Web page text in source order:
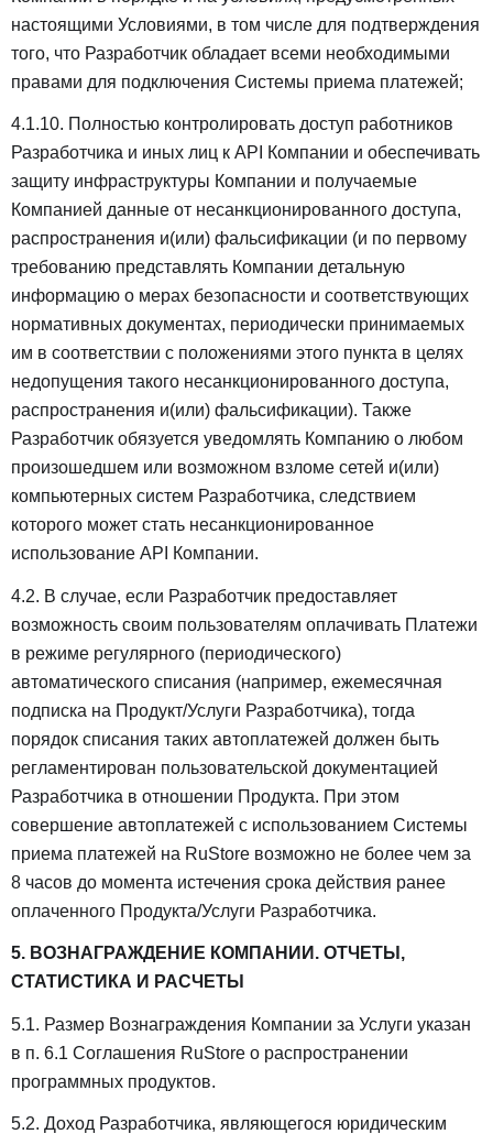
настоящими Условиями, в том числе для подтверждения
того, что Разработчик обладает всеми необходимыми
правами для подключения Системы приема платежей;
4.1.10. Полностью контролировать доступ работников
Разработчика и иных лиц к API Компании и обеспечивать
защиту инфраструктуры Компании и получаемые
Компанией данные от несанкционированного доступа,
распространения и(или) фальсификации (и по первому
требованию представлять Компании детальную
информацию о мерах безопасности и соответствующих
нормативных документах, периодически принимаемых
им в соответствии с положениями этого пункта в целях
недопущения такого несанкционированного доступа,
распространения и(или) фальсификации). Также
Разработчик обязуется уведомлять Компанию о любом
произошедшем или возможном взломе сетей и(или)
компьютерных систем Разработчика, следствием
которого может стать несанкционированное
использование API Компании.
4.2. В случае, если Разработчик предоставляет
возможность своим пользователям оплачивать Платежи
в режиме регулярного (периодического)
автоматического списания (например, ежемесячная
подписка на Продукт/Услуги Разработчика), тогда
порядок списания таких автоплатежей должен быть
регламентирован пользовательской документацией
Разработчика в отношении Продукта. При этом
совершение автоплатежей с использованием Системы
приема платежей на RuStore возможно не более чем за
8 часов до момента истечения срока действия ранее
оплаченного Продукта/Услуги Разработчика.
5. ВОЗНАГРАЖДЕНИЕ КОМПАНИИ. ОТЧЕТЫ,
СТАТИСТИКА И РАСЧЕТЫ
5.1. Размер Вознаграждения Компании за Услуги указан
в п. 6.1 Соглашения RuStore о распространении
программных продуктов.
5.2. Доход Разработчика, являющегося юридическим